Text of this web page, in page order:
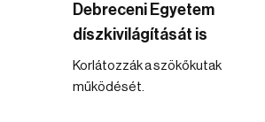
Debreceni Egyetem
díszkivilágítását is
Korlátozzák a szökőkutak
működését.